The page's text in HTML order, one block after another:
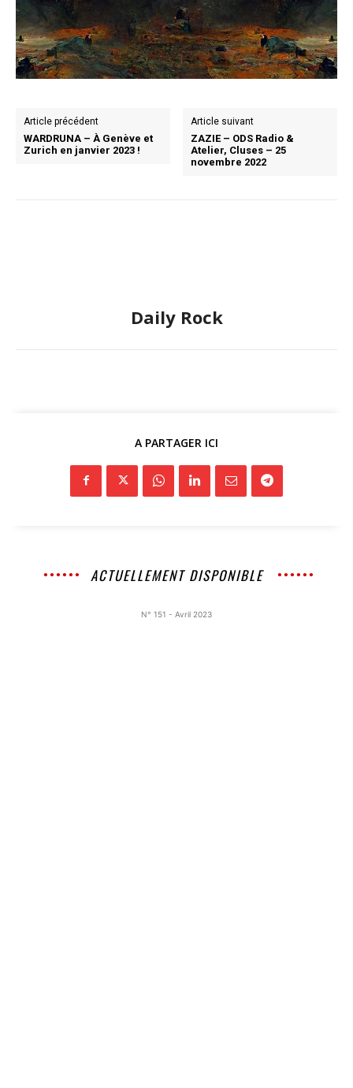
Article précédent
WARDRUNA – À Genève et
Zurich en janvier 2023 !
Article suivant
ZAZIE – ODS Radio &
Atelier, Cluses – 25
novembre 2022
Daily Rock
A PARTAGER ICI
ACTUELLEMENT DISPONIBLE
N° 151 - Avril 2023